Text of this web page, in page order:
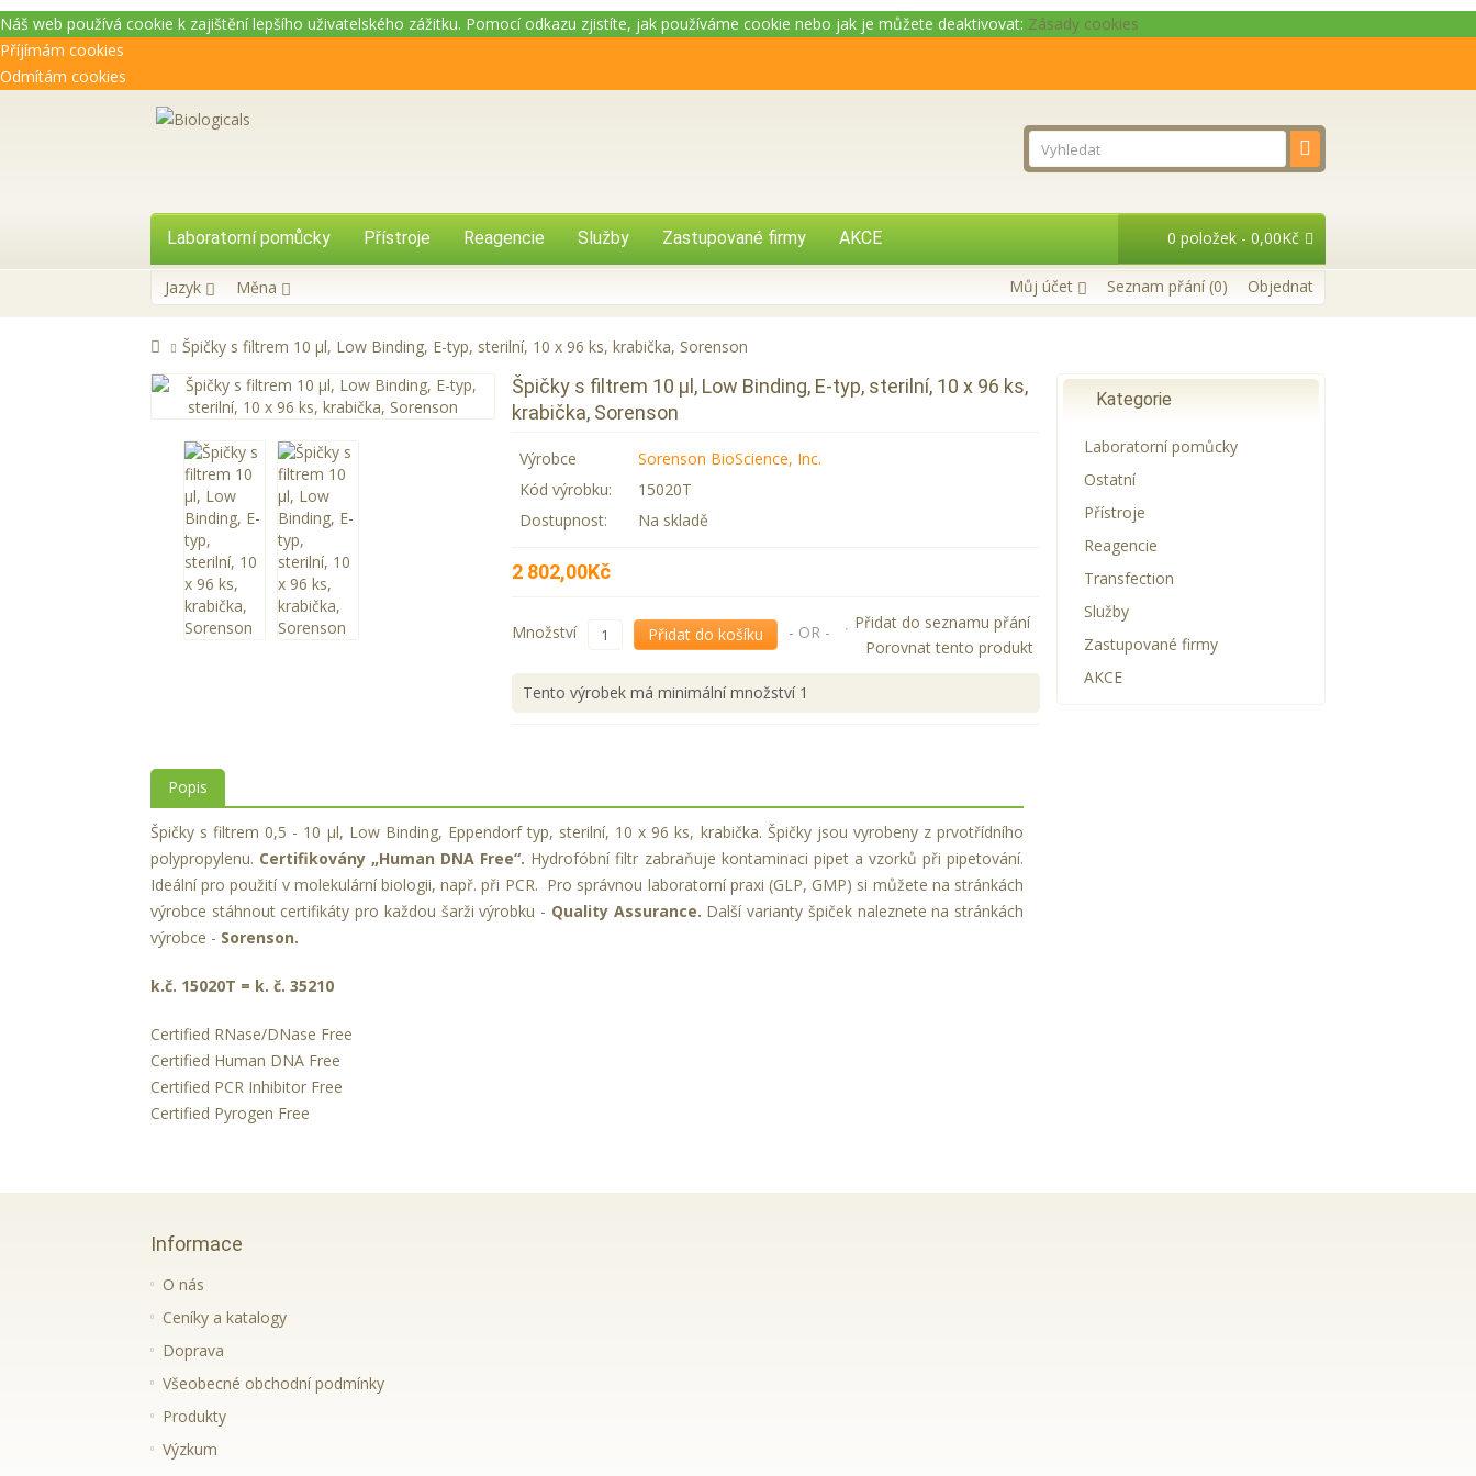
Náš web používá cookie k zajištění lepšího uživatelského zážitku. Pomocí odkazu zjistíte, jak používáme cookie nebo jak je můžete deaktivovat: Zásady cookies
Příjímám cookies
Odmítám cookies
Laboratorní pomůcky Přístroje Reagencie Služby Zastupované firmy AKCE 0 položek - 0,00Kč
Jazyk Měna Můj účet Seznam přání (0) Objednat
Špičky s filtrem 10 µl, Low Binding, E-typ, sterilní, 10 x 96 ks, krabička, Sorenson
Špičky s filtrem 10 µl, Low Binding, E-typ, sterilní, 10 x 96 ks,
krabička, Sorenson
Výrobce
Sorenson BioScience, Inc.
Kód výrobku:
15020T
Dostupnost:
Na skladě
2 802,00Kč
Množství Přidat do košíku - OR -
Přidat do seznamu přání
Porovnat tento produkt
Tento výrobek má minimální množství 1
Popis
Špičky s filtrem 0,5 - 10 µl, Low Binding, Eppendorf typ, sterilní, 10 x 96 ks, krabička. Špičky jsou vyrobeny z prvotřídního
polypropylenu. Certifikovány „Human DNA Free“. Hydrofóbní filtr zabraňuje kontaminaci pipet a vzorků při pipetování.
Ideální pro použití v molekulární biologii, např. při PCR. Pro správnou laboratorní praxi (GLP, GMP) si můžete na stránkách
výrobce stáhnout certifikáty pro každou šarži výrobku - Quality Assurance. Další varianty špiček naleznete na stránkách
výrobce - Sorenson.
k.č. 15020T = k. č. 35210
Certified RNase/DNase Free
Certified Human DNA Free
Certified PCR Inhibitor Free
Certified Pyrogen Free
Kategorie
Laboratorní pomůcky
Ostatní
Přístroje
Reagencie
Transfection
Služby
Zastupované firmy
AKCE
Informace
O nás
Ceníky a katalogy
Doprava
Všeobecné obchodní podmínky
Produkty
Výzkum